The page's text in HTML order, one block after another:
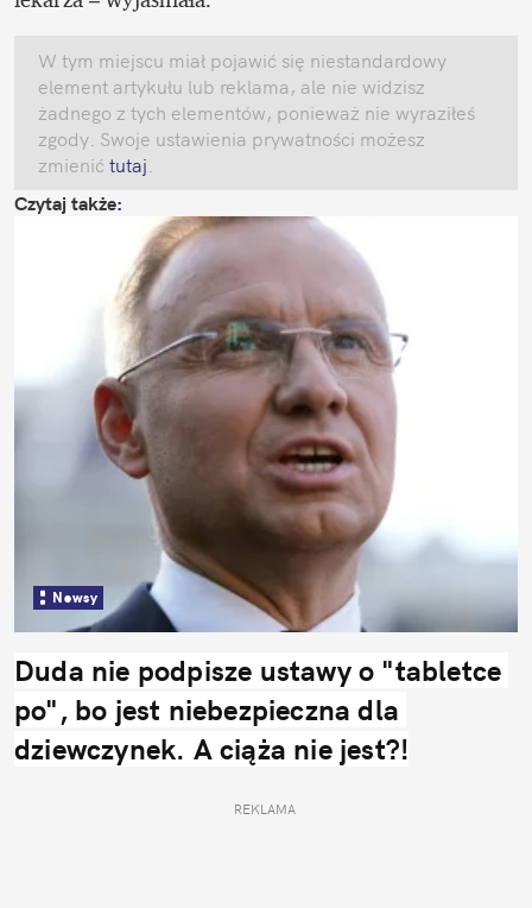
W tym miejscu miał pojawić się niestandardowy
element artykułu lub reklama, ale nie widzisz
żadnego z tych elementów, ponieważ nie wyraziłeś
zgody. Swoje ustawienia prywatności możesz
zmienić tutaj
Czytaj także:
Newsy
Duda nie podpisze ustawy o "tabletce
po", bo jest niebezpieczna dla
dziewczynek. A ciąża nie jest?!
REKLAMA